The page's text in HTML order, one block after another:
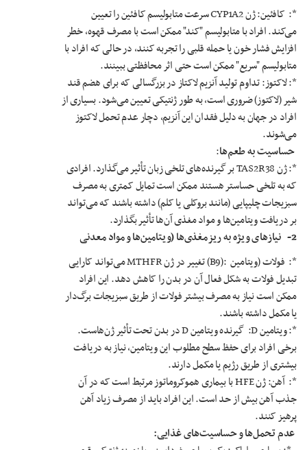
*: کافئین: ژن CYP1A2 سرعت متابولیسم کافئین را تعیین
می‌کند. افراد با متابولیسم "کند" ممکن است با مصرف قهوه، خطر
افزایش فشار خون یا حمله قلبی را تجربه کنند، در حالی که افراد با
متابولیسم "سریع" ممکن است حتی اثر محافظتی ببینند.
*: لاکتوز: تداوم تولید آنزیم لاکتاز در بزرگسالی که برای هضم قند
شیر (لاکتوز) ضروری است، به طور ژنتیکی تعیین می‌شود. بسیاری از
افراد در جهان به دلیل فقدان این آنزیم، دچار عدم تحمل لاکتوز
می‌شوند.
حساسیت به طعم‌ها:
*: ژن TAS2R38 بر گیرنده‌های تلخی زبان تأثیر می‌گذارد. افرادی
که به تلخی حساستر هستند ممکن است تمایل کمتری به مصرف
سبزیجات چلیپایی (مانند بروکلی یا کلم) داشته باشند که می‌تواند
بر دریافت ویتامین‌ها و مواد مغذی آن‌ها تأثیر بگذارد.
2­­­- نیازهای ویژه به ریزمغذی‌ها (ویتامین‌ها و مواد معدنی
*: فولات (ویتامین :(B9) تغییر در ژن MTHFR می‌تواند کارایی
تبدیل فولات به شکل فعال آن در بدن را کاهش دهد. این افراد
ممکن است نیاز به مصرف بیشتر فولات از طریق سبزیجات برگ‌دار
یا مکمل داشته باشند.
*: ویتامین D: گیرنده ویتامین D در بدن تحت تأثیر ژن‌هاست.
برخی افراد برای حفظ سطح مطلوب این ویتامین، نیاز به دریافت
بیشتری از طریق رژیم یا مکمل دارند.
*: آهن: ژن HFE با بیماری هموکروماتوز مرتبط است که در آن
جذب آهن بیش از حد است. این افراد باید از مصرف زیاد آهن
پرهیز کنند.
عدم تحمل‌ها و حساسیت‌های غذایی: